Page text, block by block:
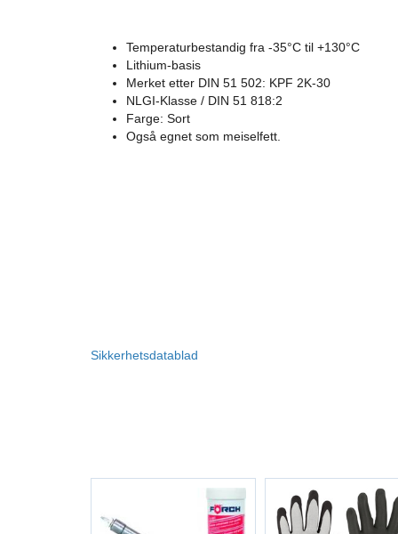
Temperaturbestandig fra -35°C til +130°C
Lithium-basis
Merket etter DIN 51 502: KPF 2K-30
NLGI-Klasse / DIN 51 818:2
Farge: Sort
Også egnet som meiselfett.
Sikkerhetsdatablad